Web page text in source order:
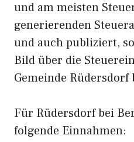
und am meisten
generierenden
und auch publiziert,
Bild über die
Gemeinde
Für Rüdersdorf bei
folgende Einnahmen: